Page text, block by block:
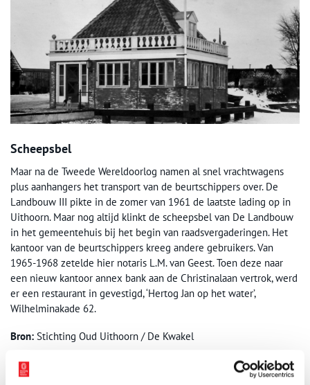
Scheepsbel
Maar na de Tweede Wereldoorlog namen al snel vrachtwagens
plus aanhangers het transport van de beurtschippers over. De
Landbouw III pikte in de zomer van 1961 de laatste lading op in
Uithoorn. Maar nog altijd klinkt de scheepsbel van De Landbouw
in het gemeentehuis bij het begin van raadsvergaderingen. Het
kantoor van de beurtschippers kreeg andere gebruikers. Van
1965-1968 zetelde hier notaris L.M. van Geest. Toen deze naar
een nieuw kantoor annex bank aan de Christinalaan vertrok, werd
er een restaurant in gevestigd, ‘Hertog Jan op het water’,
Wilhelminakade 62.
Bron: Stichting Oud Uithoorn / De Kwakel
Publicatiedatum: 06/08/2013